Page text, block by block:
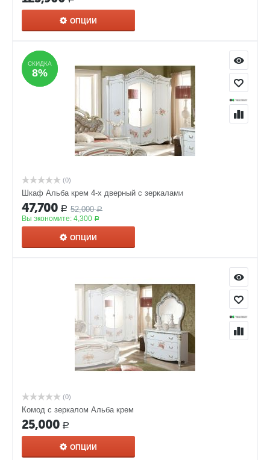
ОПЦИИ
СКИДКА
8%
СКИДКА
8%
(0)
Шкаф Альба крем 4-х дверный с зеркалами
47,700 Р 52,000 Р
Вы экономите: 4,300 Р
ОПЦИИ
(0)
Комод с зеркалом Альба крем
25,000 Р
ОПЦИИ